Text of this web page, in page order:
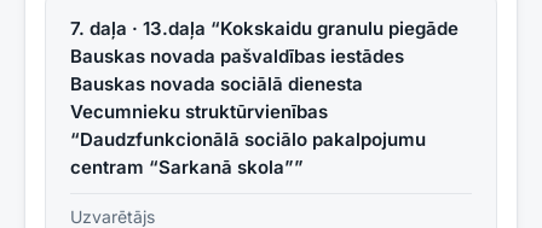
7. daļa · 13.daļa “Kokskaidu granulu piegāde
Bauskas novada pašvaldības iestādes
Bauskas novada sociālā dienesta
Vecumnieku struktūrvienības
“Daudzfunkcionālā sociālo pakalpojumu
centram “Sarkanā skola””
Uzvarētājs